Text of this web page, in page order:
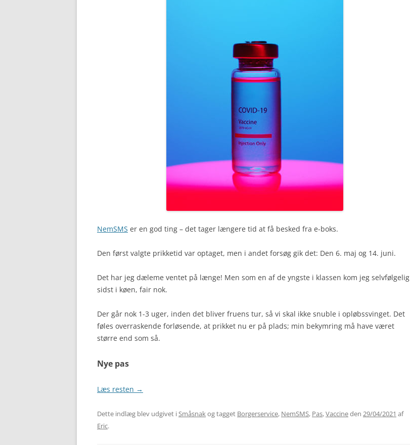
NemSMS er en god ting – det tager længere tid at få besked fra e-boks.
Den først valgte prikketid var optaget, men i andet forsøg gik det: Den 6. maj og 14. juni.
Det har jeg dæleme ventet på længe! Men som en af de yngste i klassen kom jeg selvfølgelig
sidst i køen, fair nok.
Der går nok 1-3 uger, inden det bliver fruens tur, så vi skal ikke snuble i opløbssvinget. Det
føles overraskende forløsende, at prikket nu er på plads; min bekymring må have været
større end som så.
Nye pas
Læs resten →
Dette indlæg blev udgivet iSmåsnakog tagget Borgerservice, NemSMS, Pas,Vaccineden 29/04/2021 af
Eric.